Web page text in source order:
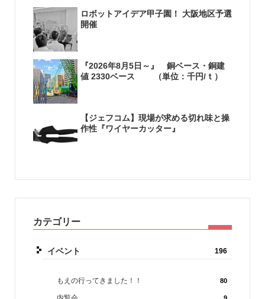
ロボットアイデア甲子園！ 大阪地区予選
開催
『2026年8月5日～』 銅ベース・銅建
値 2330ベース （単位：千円/ｔ）
【ジェフコム】現場が求める切れ味と操
作性『ワイヤーカッター』
カテゴリー
イベント 196
もえの行ってきました！！ 80